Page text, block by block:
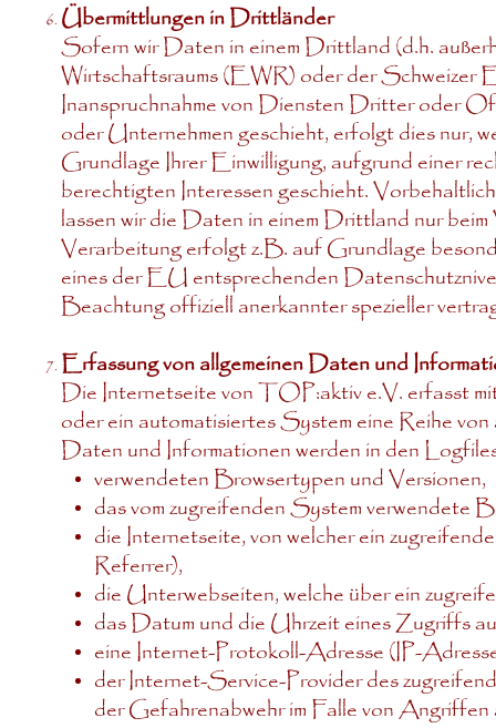
Übermittlungen in Drittländer
Sofern wir Daten in einem Drittland (d.h.
Wirtschaftsraums (EWR) oder der Schweizer
Inanspruchnahme von Diensten Dritter oder
oder Unternehmen geschieht, erfolgt dies nur,
Grundlage Ihrer Einwilligung, aufgrund einer
berechtigten Interessen geschieht.
lassen wir die Daten in einem Drittland nur
Verarbeitung erfolgt z.B. auf Grundlage
eines der EU entsprechenden
Beachtung offiziell anerkannter spezieller
Erfassung von allgemeinen Daten und
Die Internetseite von TOP:aktiv e.V. erfasst
oder ein automatisiertes System eine Reihe
Daten und Informationen werden in den
verwendeten Browsertypen und Versionen,
das vom zugreifenden System verwendete
die Internetseite, von welcher ein
Referrer),
die Unterwebseiten, welche über ein
das Datum und die Uhrzeit eines Zugriffs
eine Internet-Protokoll-Adresse (IP-
der Internet-Service-Provider des
der Gefahrenabwehr im Falle von